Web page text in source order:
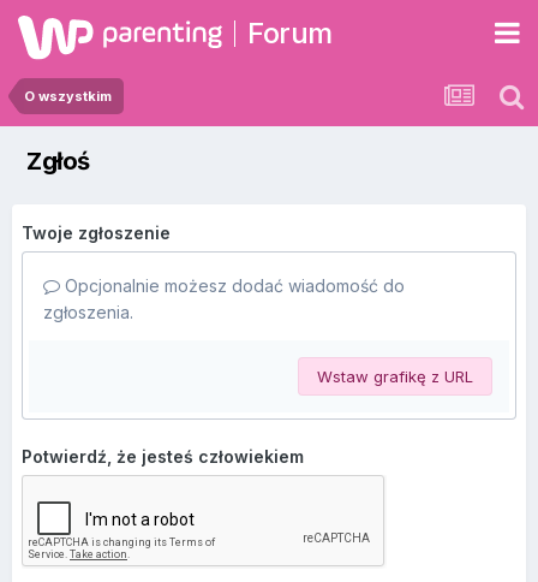
Forum
O wszystkim
Zgłoś
Twoje zgłoszenie
Opcjonalnie możesz dodać wiadomość do
zgłoszenia.
Wstaw grafikę z URL
Potwierdź, że jesteś człowiekiem